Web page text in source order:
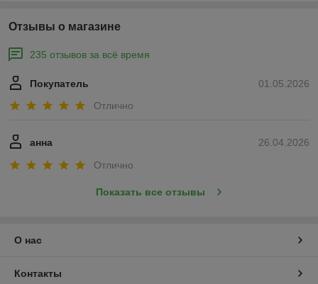
Отзывы о магазине
235 отзывов за всё время
01.05.2026
Покупатель
Отлично
26.04.2026
анна
Отлично
Показать все отзывы
О нас
Контакты